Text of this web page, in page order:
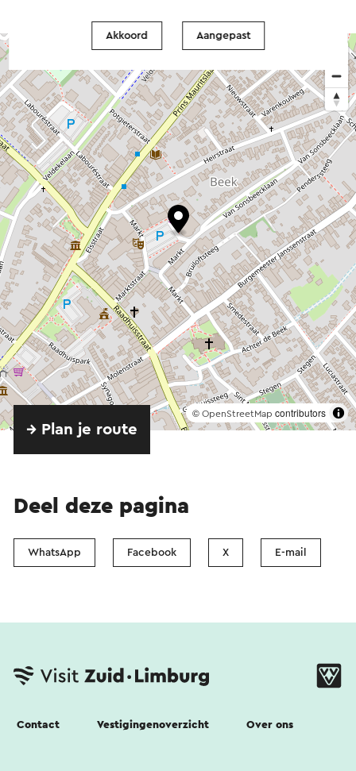
© OpenStreetMap contributors
→ Plan je route
Deel deze pagina
WhatsApp Facebook X E-mail
Contact Vestigingenoverzicht Over ons
Akkoord Aangepast